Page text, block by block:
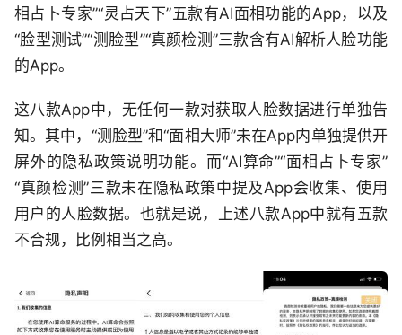
相占卜专家”“灵占天下”五款有AI面相功能的App，以及
“脸型测试”“测脸型”“真颜检测”三款含有AI解析人脸功能
的App。
这八款App中，无任何一款对获取人脸数据进行单独告
知。其中，“测脸型”和“面相大师”未在App内单独提供开
屏外的隐私政策说明功能。而“AI算命”“面相占卜专家”
“真颜检测”三款未在隐私政策中提及App会收集、使用
用户的人脸数据。也就是说，上述八款App中就有五款
不合规，比例相当之高。